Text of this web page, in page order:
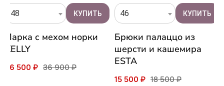
48
Парка с мехом норки
KELLY
26 500 ₽ 36 900 ₽
46
Брюки палаццо из
шерсти и кашемира
ESTA
15 500 ₽ 18 500 ₽